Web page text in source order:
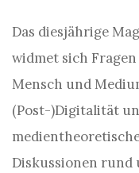
Das diesjährige
widmet sich
Mensch und
(Post-)Digitalität
Diskussionen rund